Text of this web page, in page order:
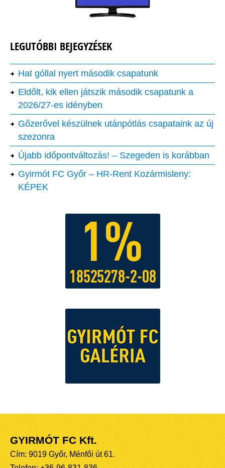
LEGUTÓBBI BEJEGYZÉSEK
Hat góllal nyert második csapatunk
Eldőlt, kik ellen játszik második csapatunk a
2026/27-es idényben
Gőzerővel készülnek utánpótlás csapataink az új
szezonra
Újabb időpontváltozás! – Szegeden is korábban
Gyirmót FC Győr – HR-Rent Kozármisleny:
KÉPEK
GYIRMÓT FC Kft.
Cím: 9019 Győr, Ménfői út 61.